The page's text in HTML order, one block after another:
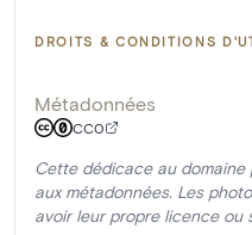
DROITS & CONDITIONS
Métadonnées
CC0
Cette dédicace au domaine
aux métadonnées. Les
avoir leur propre licence ou